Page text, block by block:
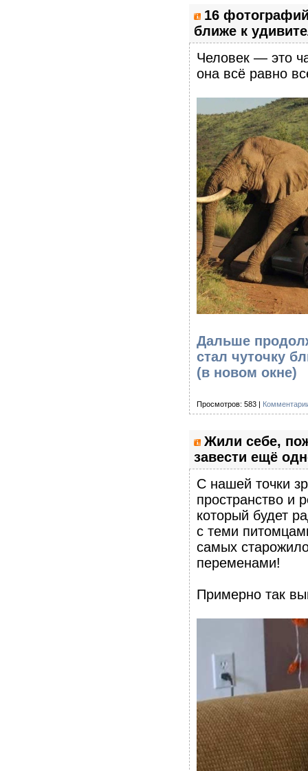
16
ближе к
Человек — это
она всё равно
Дальше
стал чуточку
(в новом окне)
Просмотров: 583 |
Жили себе,
завести ещё
С нашей точки
пространство и
который будет
с теми
самых
переменами!
Примерно так